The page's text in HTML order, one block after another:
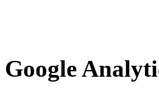
Google